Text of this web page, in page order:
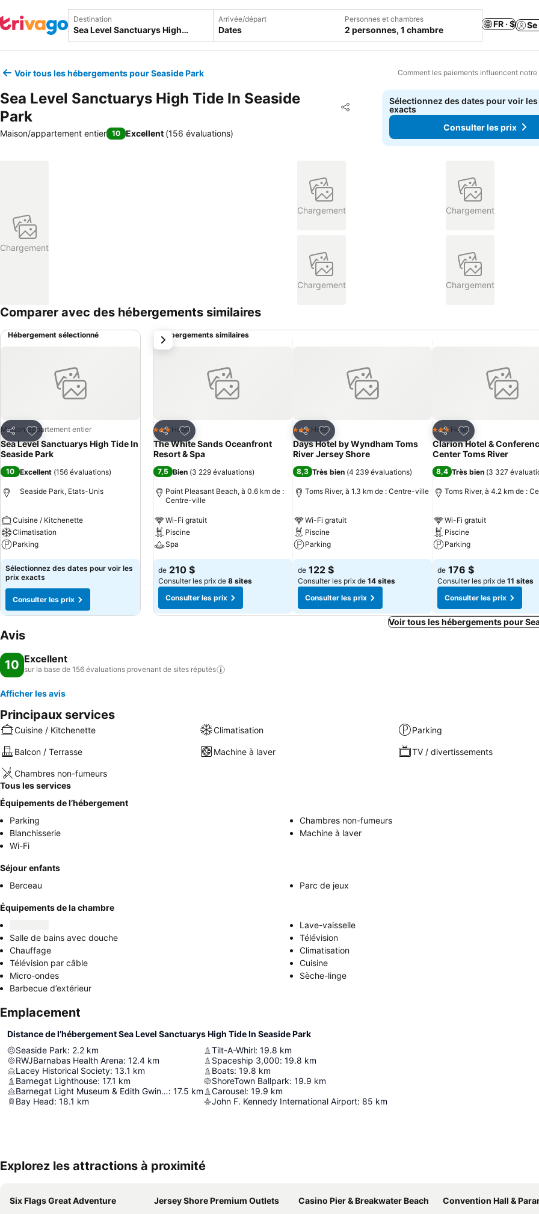
Destination Arrivée/départ
Dates
Personnes et chambres
2 personnes, 1 chambre
FR · $
Voir tous les hébergements pour Seaside Park Comment les paiements influencent
Sea Level Sanctuarys High Tide In Seaside
Park
Partager
Ajouter à mes favoris
Maison/appartement entier 10 Excellent (156 évaluations)
Sélectionnez des dates pour voir
exacts
Consulter les prix
Chargement
Chargement Chargement
Chargement Chargement
Comparer avec des hébergements similaires
Hébergement sélectionné
Partager
Ajouter à mes favoris
Maison/appartement entier
Sea Level Sanctuarys High Tide In
Seaside Park
10 Excellent (156 évaluations)
Seaside Park, Etats-Unis
Cuisine / Kitchenette
Climatisation
Parking
Sélectionnez des dates pour voir les
prix exacts
Consulter les prix
Hébergements similaires
Partager
Ajouter à mes favoris
3 ÉtoilesHotel
The White Sands Oceanfront
Resort & Spa
7,5 Bien (3 229 évaluations)
Point Pleasant Beach, à 0.6 km de :
Centre-ville
Wi-Fi gratuit
Piscine
Spa
de 210 $
Consulter les prix de 8 sites
Consulter les prix
Partager
Ajouter à mes favoris
3 ÉtoilesHotel
Days Hotel by Wyndham Toms
River Jersey Shore
8,3 Très bien (4 239 évaluations)
Toms River, à 1.3 km de : Centre-ville
Wi-Fi gratuit
Piscine
Parking
de 122 $
Consulter les prix de 14 sites
Consulter les prix
Partager
Ajouter à mes
3 ÉtoilesHotel
Clarion Hotel &
Center Toms River
8,4 Très bien (3 327
Toms River, à 4.2 km de :
Wi-Fi gratuit
Piscine
Parking
de 176 $
Consulter les prix de 11 sites
Consulter les prix
suivant
Voir tous les hébergements pour
Avis
10 Excellent
sur la base de 156 évaluations provenant de sites réputés
Afficher les avis
Principaux services
Cuisine / Kitchenette Climatisation Parking
Balcon / Terrasse Machine à laver TV / divertissements
Chambres non-fumeurs
Tous les services
Équipements de l’hébergement
Parking
Chambres non-fumeurs
Blanchisserie
Machine à laver
Wi-Fi
Séjour enfants
Berceau
Parc de jeux
Équipements de la chambre
Lave-vaisselle
Salle de bains avec douche
Télévision
Chauffage
Climatisation
Télévision par câble
Cuisine
Micro-ondes
Sèche-linge
Barbecue d’extérieur
Emplacement
Distance de l’hébergement Sea Level Sanctuarys High Tide In Seaside Park
Seaside Park: 2.2 km
RWJBarnabas Health Arena: 12.4 km
Lacey Historical Society: 13.1 km
Barnegat Lighthouse: 17.1 km
Barnegat Light Museum & Edith Gwinn Gardens: 17.5 km
Bay Head: 18.1 km
Tilt-A-Whirl: 19.8 km
Spaceship 3,000: 19.8 km
Boats: 19.8 km
ShoreTown Ballpark: 19.9 km
Carousel: 19.9 km
John F. Kennedy International Airport: 85 km
Explorez les attractions à proximité
Six Flags Great Adventure Jersey Shore Premium Outlets Casino Pier & Breakwater Beach
Convention Hall &